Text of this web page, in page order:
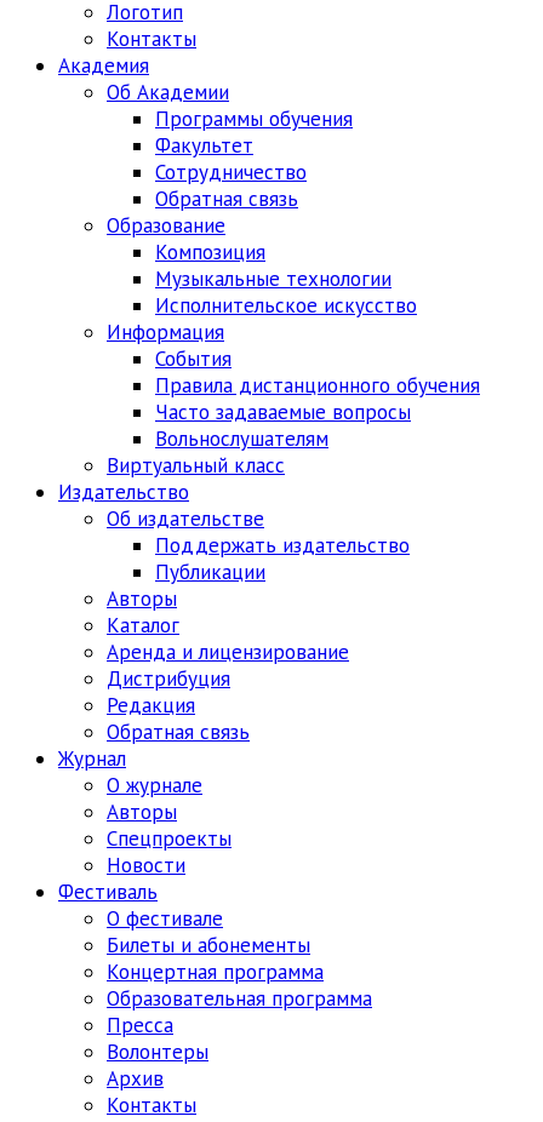
Логотип
Контакты
Академия
Об Академии
Программы обучения
Факультет
Сотрудничество
Обратная связь
Образование
Композиция
Музыкальные технологии
Исполнительское искусство
Информация
События
Правила дистанционного обучения
Часто задаваемые вопросы
Вольнослушателям
Виртуальный класс
Издательство
Об издательстве
Поддержать издательство
Публикации
Авторы
Каталог
Аренда и лицензирование
Дистрибуция
Редакция
Обратная связь
Журнал
О журнале
Авторы
Спецпроекты
Новости
Фестиваль
О фестивале
Билеты и абонементы
Концертная программа
Образовательная программа
Пресса
Волонтеры
Архив
Контакты